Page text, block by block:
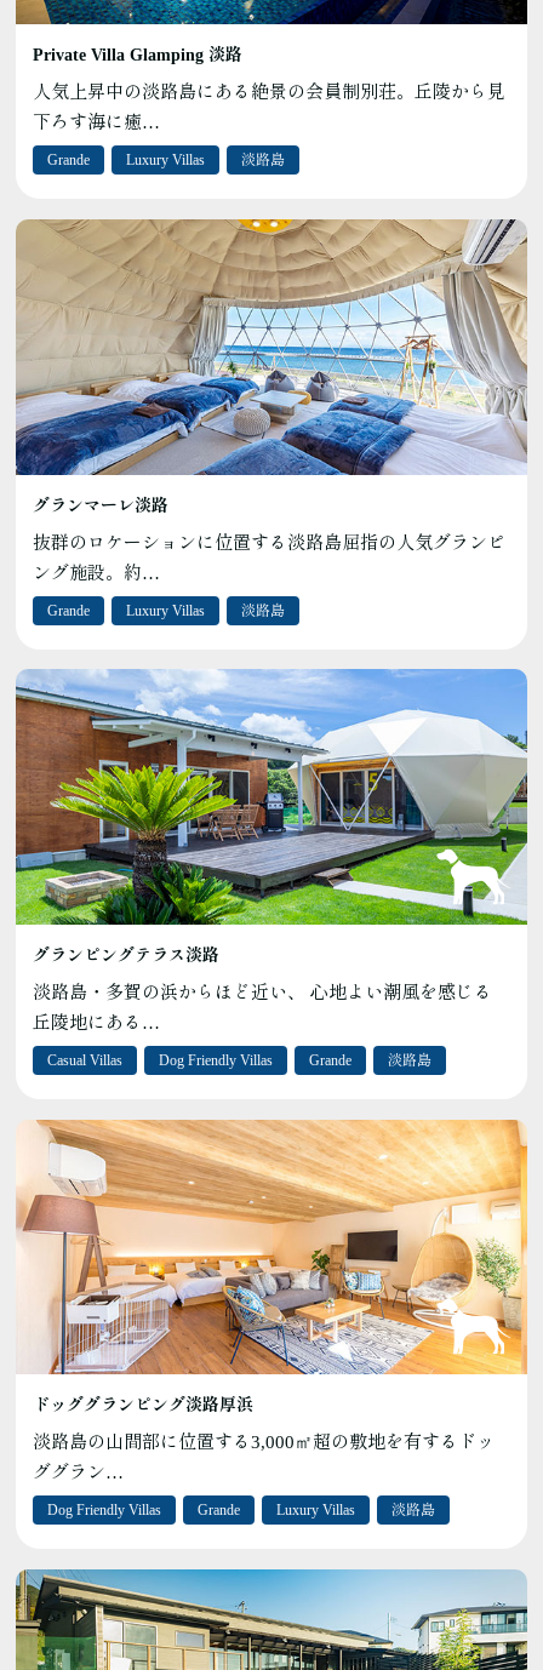
Private Villa Glamping 淡路
人気上昇中の淡路島にある絶景の会員制別荘。丘陵から見
下ろす海に癒…
Grande Luxury Villas 淡路島
グランマーレ淡路
抜群のロケーションに位置する淡路島屈指の人気グランピ
ング施設。約…
Grande Luxury Villas 淡路島
グランピングテラス淡路
淡路島・多賀の浜からほど近い、 心地よい潮風を感じる
丘陵地にある…
Casual Villas Dog Friendly Villas Grande 淡路島
ドッググランピング淡路厚浜
淡路島の山間部に位置する3,000㎡超の敷地を有するドッ
ググラン…
Dog Friendly Villas Grande Luxury Villas 淡路島